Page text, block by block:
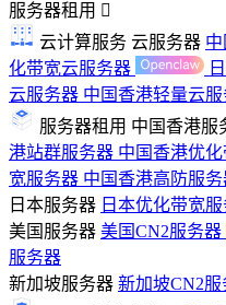
服务器租用
云计算服务 云服务器
化带宽云服务器
云服务器 中国香港轻量云
服务器租用 中国香港服
港站群服务器 中国香港优
宽服务器 中国香港高防服务
日本服务器 日本优化带宽
美国服务器 美国CN2服务器
服务器
新加坡服务器 新加坡CN2服